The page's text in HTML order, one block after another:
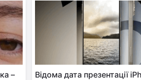
–
Відома дата презентації